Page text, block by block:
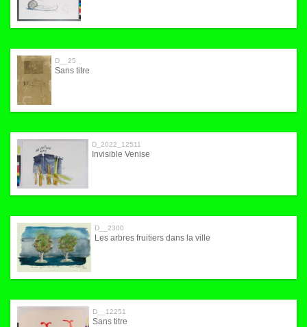
D__25
Sans titre
D_2022_12511
Invisible Venise
D__2300
Les arbres fruitiers dans la ville
D__12251
Sans titre